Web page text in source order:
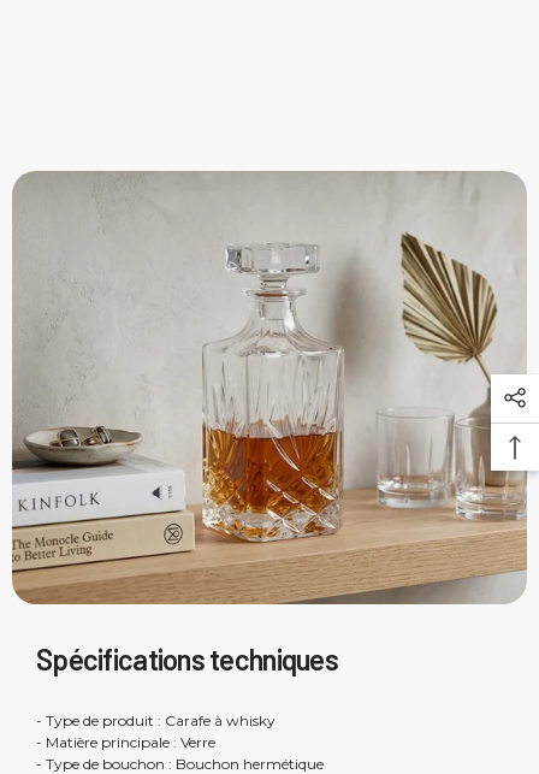
Spécifications techniques
- Type de produit : Carafe à whisky
- Matière principale : Verre
- Type de bouchon : Bouchon hermétique